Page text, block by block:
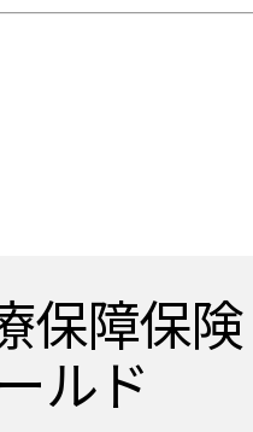
保障保
ルド